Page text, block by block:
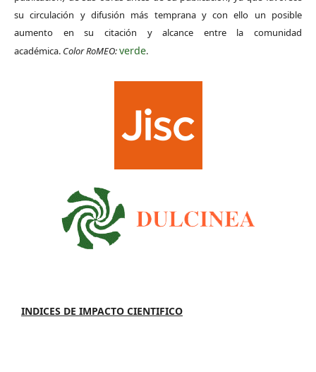
su circulación y difusión más temprana y con ello un posible
aumento en su citación y alcance entre la comunidad
académica. Color RoMEO:verde.
INDICES DE IMPACTO CIENTIFICO